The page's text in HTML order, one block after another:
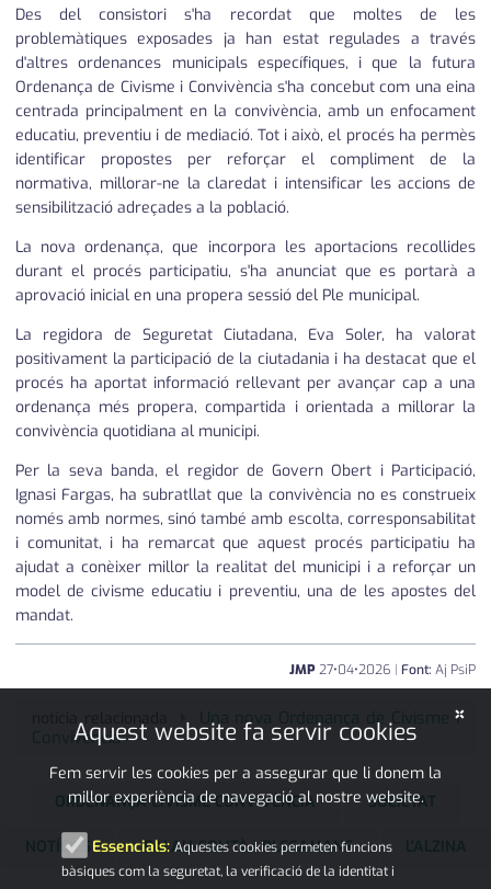
Des del consistori s'ha recordat que moltes de les
problemàtiques exposades ja han estat regulades a través
d'altres ordenances municipals específiques, i que la futura
Ordenança de Civisme i Convivència s'ha concebut com una eina
centrada principalment en la convivència, amb un enfocament
educatiu, preventiu i de mediació. Tot i això, el procés ha permès
identificar propostes per reforçar el compliment de la
normativa, millorar-ne la claredat i intensificar les accions de
sensibilització adreçades a la població.
La nova ordenança, que incorpora les aportacions recollides
durant el procés participatiu, s'ha anunciat que es portarà a
aprovació inicial en una propera sessió del Ple municipal.
La regidora de Seguretat Ciutadana, Eva Soler, ha valorat
positivament la participació de la ciutadania i ha destacat que el
procés ha aportat informació rellevant per avançar cap a una
ordenança més propera, compartida i orientada a millorar la
convivència quotidiana al municipi.
Per la seva banda, el regidor de Govern Obert i Participació,
Ignasi Fargas, ha subratllat que la convivència no es construeix
només amb normes, sinó també amb escolta, corresponsabilitat
i comunitat, i ha remarcat que aquest procés participatiu ha
ajudat a conèixer millor la realitat del municipi i a reforçar un
model de civisme educatiu i preventiu, una de les apostes del
mandat.
JMP27•04•2026 | Font: Aj PsiP
notícia relacionada
Una nova Ordenança de Civisme i
Convivència
ORDENANÇA CIVISME CONVIVÈNCIA SOCIETAT
NOTÍCIES PALAU-SOLITÀ I PLEGAMANS L'ALZINA
×
Aquest website fa servir cookies
Fem servir les cookies per a assegurar que li donem la
millor experiència de navegació al nostre website.
Essencials: Aquestes cookies permeten funcions
bàsiques com la seguretat, la verificació de la identitat i